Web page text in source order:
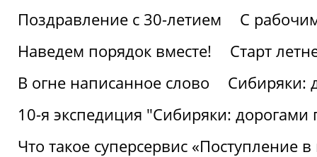
Поздравление с 30-летием
С
Наведем порядок вместе!
Старт
В огне написанное слово
Сибиряки:
10-я экспедиция "Сибиряки: дорогами
Что такое суперсервис «Поступление